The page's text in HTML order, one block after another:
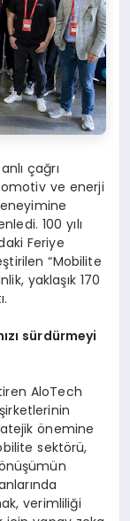
çağrı
ve enerji
100 yılı
Feriye
“Mobilite
yaklaşık 170
sürdürmeyi
AloTech
önemine
sektörü,
verimliliği